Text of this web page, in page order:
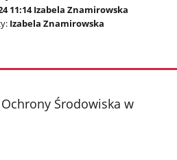
11:14 Izabela Znamirowska
Izabela Znamirowska
Środowiska w